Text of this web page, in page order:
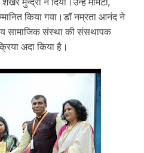
किया गया।डॉ नम्रता आनंद ने
सामाजिक संस्था की संसथापक
अदा किया है।